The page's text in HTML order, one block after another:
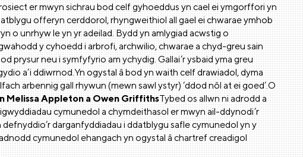
er mwyn sichrau bod celf gyhoeddus yn cael ei ymgorffori yn
offeryn cerddorol, rhyngweithiol all gael ei chwarae ymhob
o unrhyw le yn yr adeilad. Bydd yn amlygiad acwstig o
y cyhoedd i arbrofi, archwilio, chwarae a chyd-greu sain
prysur neu i symfyfyrio am ychydig. Gallai’r ysbaid yma greu
a’i ddiwrnod.Yn ogystal â bod yn waith celf drawiadol, dyma
arbennig gall rhywun (mewn sawl ystyr) ‘ddod nôl at ei goed’.O
Melissa Appleton a Owen GriffithsTybed os allwn ni adrodd a
cymunedol a chymdeithasol er mwyn ail-ddynodi’r
darganfyddiadau i ddatblygu safle cymunedol yn y
cymunedol ehangach yn ogystal â chartref creadigol